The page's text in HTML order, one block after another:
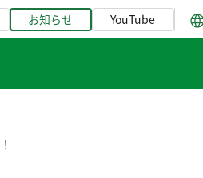
お知らせ YouTube